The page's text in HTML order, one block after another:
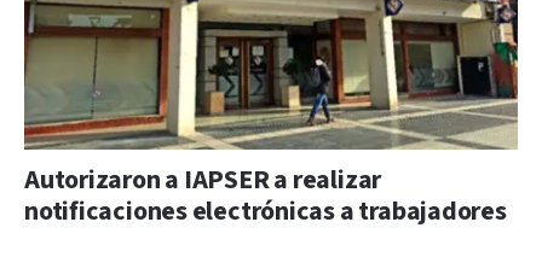
Autorizaron a IAPSER a realizar
notificaciones electrónicas a trabajadores